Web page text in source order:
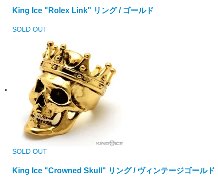
King Ice "Rolex Link" リング / ゴールド
SOLD OUT
SOLD OUT
King Ice "Crowned Skull" リング / ヴィンテージゴールド